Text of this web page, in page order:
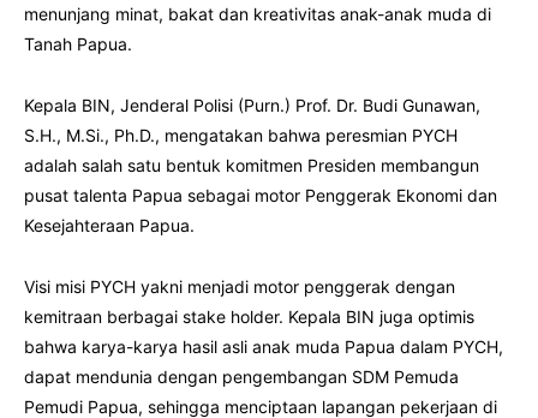
menunjang minat, bakat dan kreativitas anak-anak muda di
Tanah Papua.
Kepala BIN, Jenderal Polisi (Purn.) Prof. Dr. Budi Gunawan,
S.H., M.Si., Ph.D., mengatakan bahwa peresmian PYCH
adalah salah satu bentuk komitmen Presiden membangun
pusat talenta Papua sebagai motor Penggerak Ekonomi dan
Kesejahteraan Papua.
Visi misi PYCH yakni menjadi motor penggerak dengan
kemitraan berbagai stake holder. Kepala BIN juga optimis
bahwa karya-karya hasil asli anak muda Papua dalam PYCH,
dapat mendunia dengan pengembangan SDM Pemuda
Pemudi Papua, sehingga menciptaan lapangan pekerjaan di